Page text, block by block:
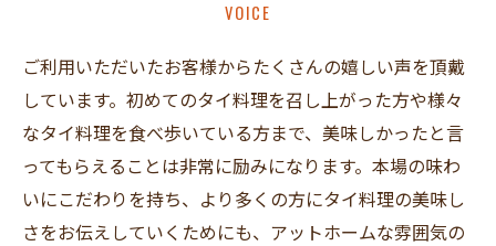
VOICE
ご利用いただいたお客様からたくさんの嬉しい声を頂戴
しています。初めてのタイ料理を召し上がった方や様々
なタイ料理を食べ歩いている方まで、美味しかったと言
ってもらえることは非常に励みになります。本場の味わ
いにこだわりを持ち、より多くの方にタイ料理の美味し
さをお伝えしていくためにも、アットホームな雰囲気の